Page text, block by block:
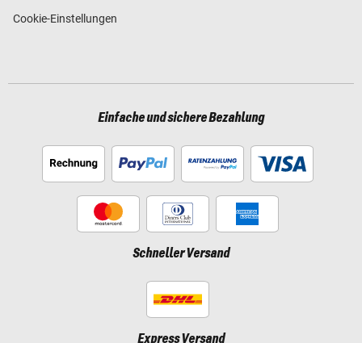
Cookie-Einstellungen
Einfache und sichere Bezahlung
Schneller Versand
Express Versand